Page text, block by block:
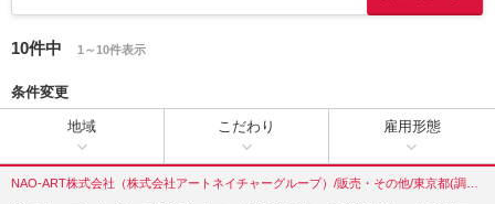
10件中 1～10件表示
条件変更
地域 こだわり 雇用形態